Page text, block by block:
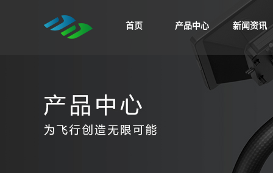
首页 产品中心 新闻资讯